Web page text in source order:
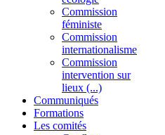
Commission
féministe
Commission
internationalisme
Commission
intervention sur
lieux (...)
Communiqués
Formations
Les comités